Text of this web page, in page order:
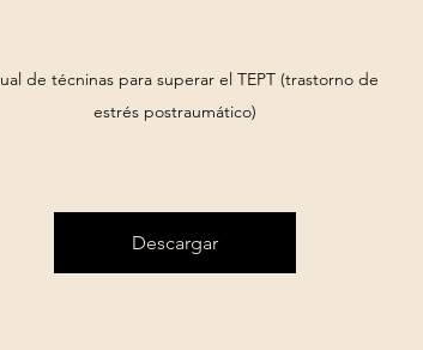
de técninas para superar el TEPT (trastorno de
estrés postraumático)
Descargar